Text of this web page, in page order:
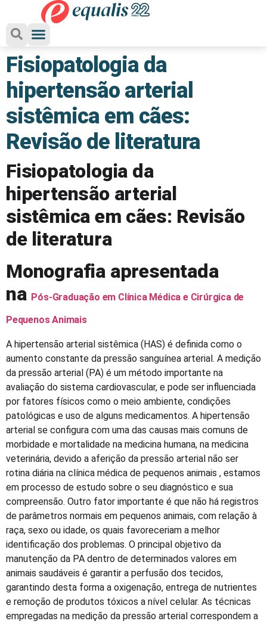
Fisiopatologia da
hipertensão arterial
sistêmica em cães:
Revisão de literatura
Fisiopatologia da
hipertensão arterial
sistêmica em cães: Revisão
de literatura
Monografia apresentada
na Pós-Graduação em Clínica Médica e Cirúrgica de
Pequenos Animais
A hipertensão arterial sistêmica (HAS) é definida como o
aumento constante da pressão sanguínea arterial. A medição
da pressão arterial (PA) é um método importante na
avaliação do sistema cardiovascular, e pode ser influenciada
por fatores físicos como o meio ambiente, condições
patológicas e uso de alguns medicamentos. A hipertensão
arterial se configura com uma das causas mais comuns de
morbidade e mortalidade na medicina humana, na medicina
veterinária, devido a aferição da pressão arterial não ser
rotina diária na clínica médica de pequenos animais , estamos
em processo de estudo sobre o seu diagnóstico e sua
compreensão. Outro fator importante é que não há registros
de parâmetros normais em pequenos animais, com relação à
raça, sexo ou idade, os quais favoreceriam a melhor
identificação dos problemas. O principal objetivo da
manutenção da PA dentro de determinados valores em
animais saudáveis é garantir a perfusão dos tecidos,
garantindo desta forma a oxigenação, entrega de nutrientes
e remoção de produtos tóxicos a nível celular. As técnicas
empregadas na medição da pressão arterial correspondem a